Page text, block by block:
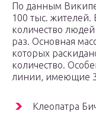
По данным
100 тыс. жителей.
количество
раз. Основная
которых
количество.
линии, имеющие
Клеопатра